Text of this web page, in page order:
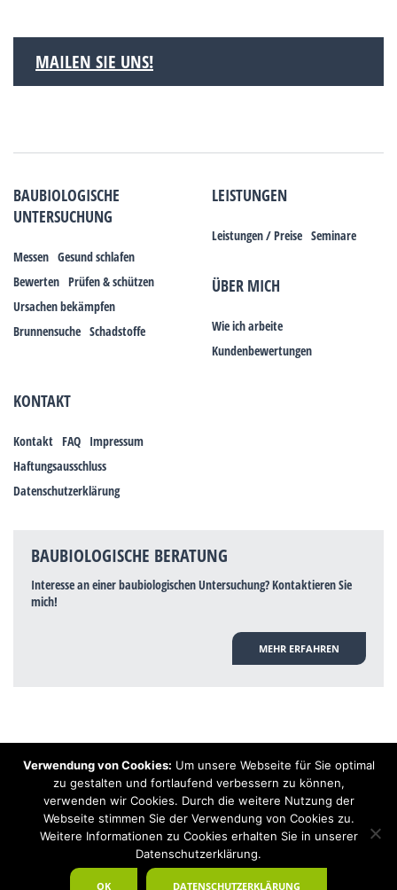
MAILEN SIE UNS!
BAUBIOLOGISCHE
UNTERSUCHUNG
Messen Gesund schlafen
Bewerten Prüfen & schützen
Ursachen bekämpfen
Brunnensuche Schadstoffe
LEISTUNGEN
Leistungen / Preise Seminare
ÜBER MICH
Wie ich arbeite
Kundenbewertungen
KONTAKT
Kontakt FAQ Impressum
Haftungsausschluss
Datenschutzerklärung
BAUBIOLOGISCHE BERATUNG
Interesse an einer baubiologischen Untersuchung? Kontaktieren Sie
mich!
MEHR ERFAHREN
Hinweis: Trotz zahlreicher Studien, die einen Zusammenhang zwischen
Elektrosmog und gesundheitlichen Problemen aufzeigen, ist es von der
praktischen Schulmedizin bisher wissenschaftlich nicht anerkannt, dass
Elektrosmog und Erdstrahlen gesundheitliche Auswirkungen haben können.
Ähnliches galt auch über Jahrzehnte für die Akkupunktur und die
Homöopathie. Sie suchen einen Baubiologen? Baubiologe Baldermnn - Ihr
Spezialist für gesunden Schlaf!
Verwendung von Cookies: Um unsere Webseite für Sie optimal
zu gestalten und fortlaufend verbessern zu können,
verwenden wir Cookies. Durch die weitere Nutzung der
Webseite stimmen Sie der Verwendung von Cookies zu.
Weitere Informationen zu Cookies erhalten Sie in unserer
Datenschutzerklärung.
OK DATENSCHUTZERKLÄRUNG